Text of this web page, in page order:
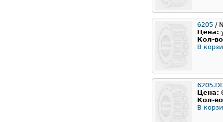
6205 /
Цена:
Кол-
В
Цена:
Кол-
В